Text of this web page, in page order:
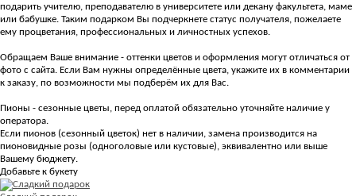
подарить учителю, преподавателю в университете или декану факультета, маме
или бабушке. Таким подарком Вы подчеркнете статус получателя, пожелаете
ему процветания, профессиональных и личностных успехов.
Обращаем Ваше внимание - оттенки цветов и оформления могут отличаться от
фото с сайта. Если Вам нужны определённые цвета, укажите их в комментарии
к заказу, по возможности мы подберём их для Вас.
Пионы - сезонные цветы, перед оплатой обязательно уточняйте наличие у
оператора.
Если пионов (сезонный цветок) нет в наличии, замена производится на
пионовидные розы (одноголовые или кустовые), эквивалентно или выше
Вашему бюджету.
Добавьте к букету